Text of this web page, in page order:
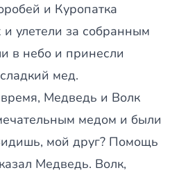
и Куропатка
улетели за собранным
в небо и принесли
мед.
Медведь и Волк
медом и были
мой друг? Помощь
Медведь. Волк,